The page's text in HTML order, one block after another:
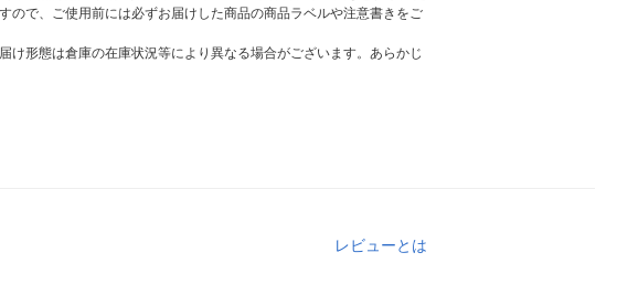
ので、ご使用前には必ずお届けした商品の商品ラベルや注意書きをご
形態は倉庫の在庫状況等により異なる場合がございます。あらかじ
レビューとは